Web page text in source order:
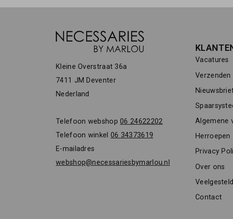
Kleine Overstraat 36a
7411 JM Deventer
Nederland
Telefoon webshop06 24622202
Telefoon winkel 06 34373619
E-mailadres
webshop@necessariesbymarlou.nl
Vacatures
Algemene
Herroepen
Privacy
Over ons
Contact